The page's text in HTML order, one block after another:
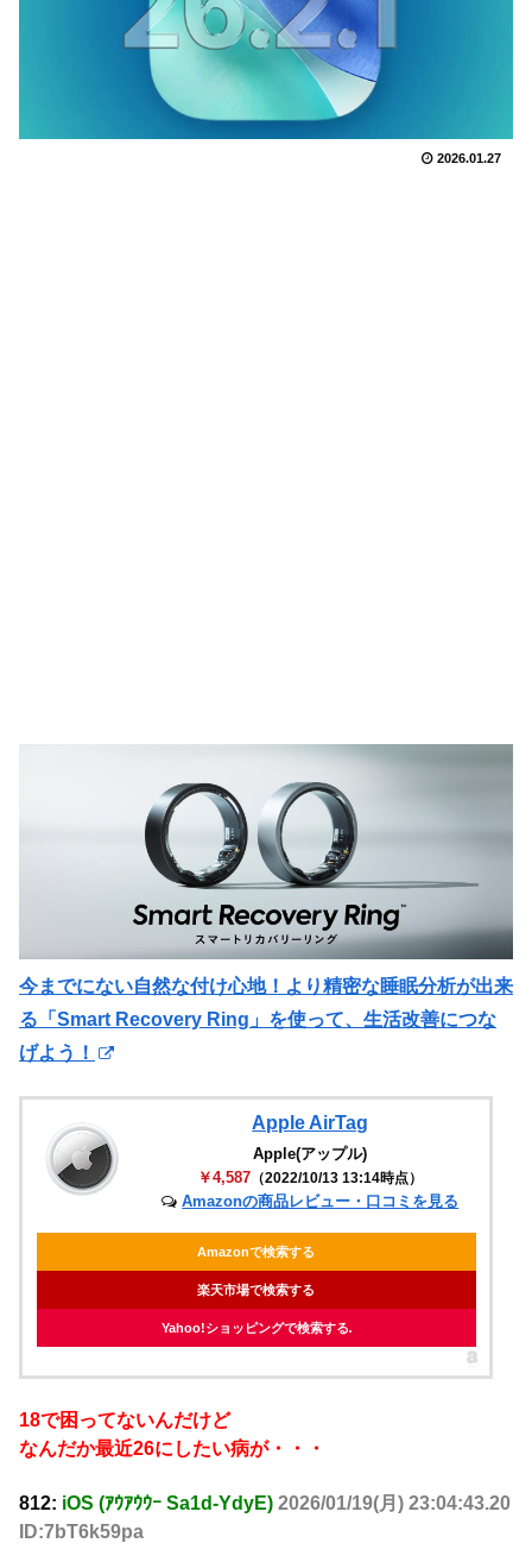
2026.01.27
今までにない自然な付け心地！より精密な睡眠分析が出来
る「Smart Recovery Ring」を使って、生活改善につな
げよう！
Apple AirTag
Apple(アップル)
￥4,587 （2022/10/13 13:14時点）
Amazonの商品レビュー・口コミを見る
Amazonで検索する
楽天市場で検索する
Yahoo!ショッピングで検索する
18で困ってないんだけど
なんだか最近26にしたい病が・・・
812: iOS (ｱｳｱｳｳｰ Sa1d-YdyE) 2026/01/19(月) 23:04:43.20
ID:7bT6k59pa